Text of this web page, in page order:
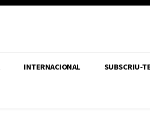
INTERNACIONAL SUBSCRIU-